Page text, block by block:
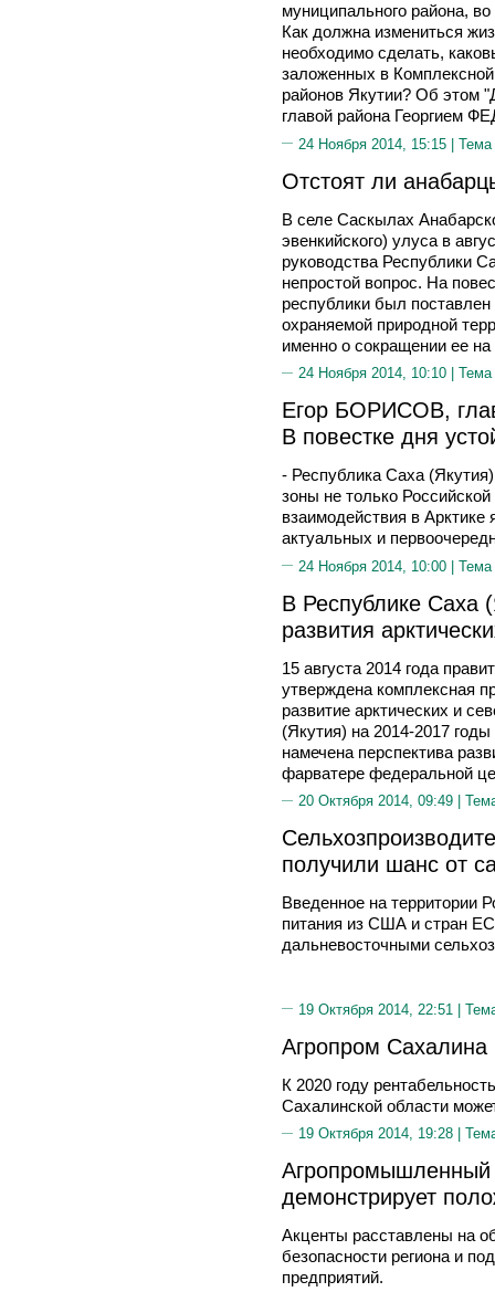
муниципального района,
Как должна измениться
необходимо сделать,
заложенных в Комплексной
районов Якутии? Об этом
главой района Георгием
24 Ноября 2014, 15:15 | Тема
Отстоят ли
В селе Саскылах
эвенкийского) улуса в
руководства Республики
непростой вопрос. На
республики был
охраняемой природной
именно о сокращении ее на
24 Ноября 2014, 10:10 | Тема
Егор БОРИСОВ,
В повестке дня
- Республика Саха
зоны не только
взаимодействия в
актуальных и
24 Ноября 2014, 10:00 | Тема
В Республике Саха
развития
15 августа 2014 года
утверждена комплексная
развитие арктических и
(Якутия) на 2014-2017
намечена перспектива
фарватере федеральной
20 Октября 2014, 09:49 |
получили шанс от
Введенное на территории
питания из США и стран
дальневосточными
19 Октября 2014, 22:51 |
Агропром Сахалина
К 2020 году
Сахалинской области
19 Октября 2014, 19:28 |
Агропромышленный
демонстрирует
Акценты расставлены на
безопасности региона и
предприятий.